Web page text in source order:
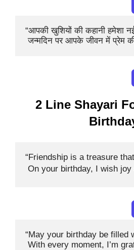
“आपकी खुशियों की कहानी हमेशा
जन्मदिन पर आपके जीवन में प्रेम
2 Line Shayari
“Friendship is a treasure
On your birthday, I wish joy
“May your birthday be filled
With every moment, I’m